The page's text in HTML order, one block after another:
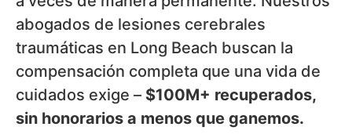
abogados de lesiones cerebrales
traumáticas en Long Beach buscan la
compensación completa que una vida de
cuidados exige – $100M+ recuperados,
sin honorarios a menos que ganemos.